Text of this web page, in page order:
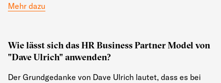
Mehr dazu
Wie lässt sich das HR Business Partner Model von
"Dave Ulrich" anwenden?
Der Grundgedanke von Dave Ulrich lautet, dass es bei